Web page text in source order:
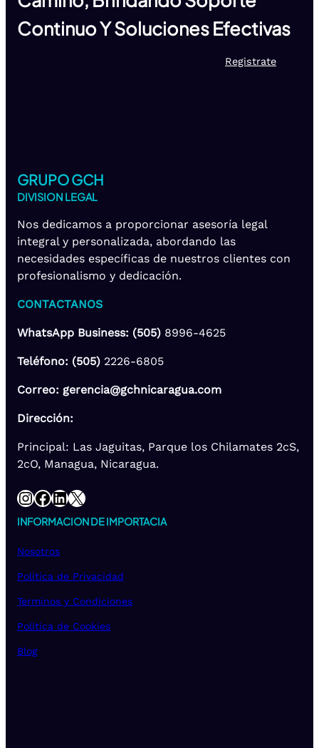
Continuo Y Soluciones Efectivas
Registrate
GRUPO GCH
DIVISION LEGAL
Nos dedicamos a proporcionar asesoría legal
integral y personalizada, abordando las
necesidades específicas de nuestros clientes con
profesionalismo y dedicación.
CONTACTANOS
WhatsApp Business: (505) 8996-4625
Teléfono: (505) 2226-6805
Correo: gerencia@gchnicaragua.com
Dirección:
Principal: Las Jaguitas, Parque los Chilamates 2cS,
2cO, Managua, Nicaragua.
InstagramFacebook LinkedIn X
INFORMACION DE IMPORTACIA
Nosotros
Política de Privacidad
Terminos y Condiciones
Politica de Cookies
Blog